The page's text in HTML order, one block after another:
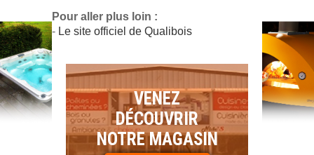
Pour aller plus loin :
- Le site officiel de Qualibois
VENEZ
DÉCOUVRIR
NOTRE MAGASIN